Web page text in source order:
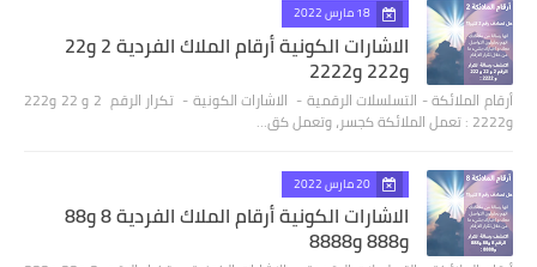
18 مارس 2022
الاشارات الكونية أرقام الملاك الفردية 2 و22
و222 و2222
أرقام الملائكة - التسلسلات الرقمية - الاشارات الكونية - تكرار الرقم 2 و 22 و222
و2222 : تعمل الملائكة كجسر، وتعمل كق…
20 مارس 2022
الاشارات الكونية أرقام الملاك الفردية 8 و88
و888 و8888